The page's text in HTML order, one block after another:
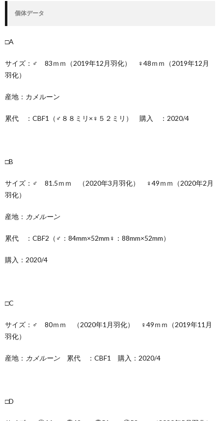
個体データ
□A
サイズ：♂ 83ｍｍ（2019年12月羽化） ♀48ｍｍ（2019年12月
羽化）
産地：カメルーン
累代 ：CBF1（♂８８ミリ×♀５２ミリ） 購入 ：2020/4
□B
サイズ：♂ 81.5ｍｍ （2020年3月羽化） ♀49ｍｍ（2020年2月
羽化）
産地： カメルーン
累代 ：CBF2（♂：84mm×52mm♀：88mm×52mm）
購入：2020/4
□C
サイズ：♂ 80ｍｍ （2020年1月羽化） ♀49ｍｍ（2019年11月
羽化）
産地： カメルーン 累代 ：CBF1 購入：2020/4
□D